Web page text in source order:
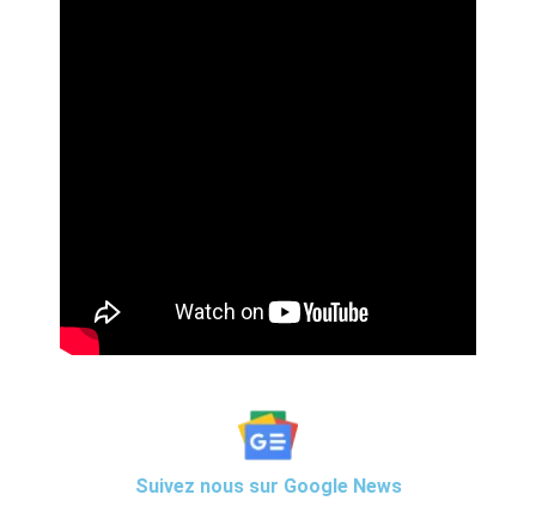
Suivez nous sur Google News